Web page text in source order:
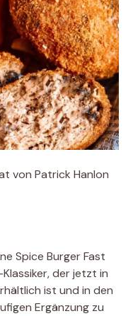
von Patrick Hanlon
Spice Burger Fast
der jetzt in
ist und in den
Ergänzung zu